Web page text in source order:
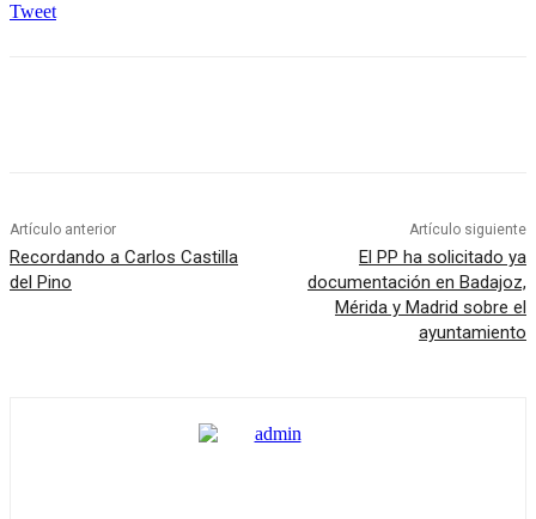
Tweet
Artículo anterior
Recordando a Carlos Castilla
del Pino
Artículo siguiente
El PP ha solicitado ya
documentación en Badajoz,
Mérida y Madrid sobre el
ayuntamiento